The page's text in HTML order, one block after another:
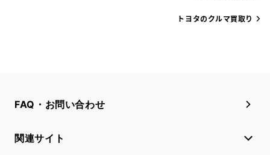
トヨタのクルマ買取り
FAQ・お問い合わせ
関連サイト